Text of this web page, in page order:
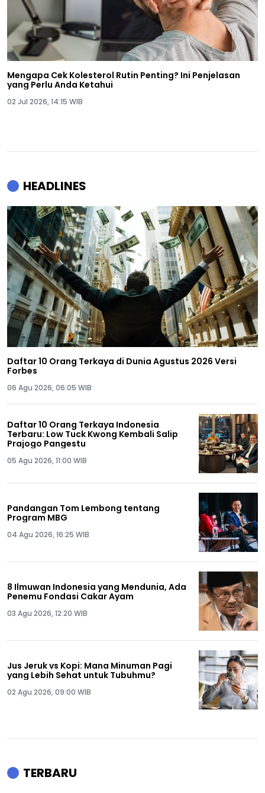
Mengapa Cek Kolesterol Rutin Penting? Ini Penjelasan
yang Perlu Anda Ketahui
02 Jul 2026, 14:15 WIB
HEADLINES
Daftar 10 Orang Terkaya di Dunia Agustus 2026 Versi
Forbes
06 Agu 2026, 06:05 WIB
Daftar 10 Orang Terkaya Indonesia
Terbaru: Low Tuck Kwong Kembali Salip
Prajogo Pangestu
05 Agu 2026, 11:00 WIB
Pandangan Tom Lembong tentang
Program MBG
04 Agu 2026, 16:25 WIB
8 Ilmuwan Indonesia yang Mendunia, Ada
Penemu Fondasi Cakar Ayam
03 Agu 2026, 12:20 WIB
Jus Jeruk vs Kopi: Mana Minuman Pagi
yang Lebih Sehat untuk Tubuhmu?
02 Agu 2026, 09:00 WIB
TERBARU